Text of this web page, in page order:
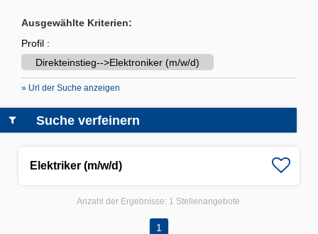
Ausgewählte Kriterien:
Profil :
Direkteinstieg-->Elektroniker (m/w/d)
» Url der Suche anzeigen
Elektriker (m/w/d)
Suche verfeinern
Anzahl der Ergebnisse: 1 Stellenangebote
1